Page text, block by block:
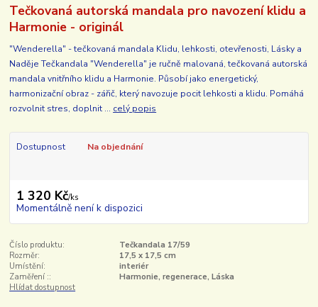
Tečkovaná autorská mandala pro navození klidu a
Harmonie - originál
"Wenderella" - tečkovaná mandala Klidu, lehkosti, otevřenosti, Lásky a
Naděje Tečkandala "Wenderella" je ručně malovaná, tečkovaná autorská
mandala vnitřního klidu a Harmonie. Působí jako energetický,
harmonizační obraz - zářič, který navozuje pocit lehkosti a klidu. Pomáhá
rozvolnit stres, doplnit ... celý popis
Dostupnost Na objednání
1 320 Kč/ks
Momentálně není k dispozici
Číslo produktu:
Tečkandala 17/59
Rozměr:
17,5 x 17,5 cm
Umístění:
interiér
Zaměření ::
Harmonie, regenerace, Láska
Hlídat dostupnost